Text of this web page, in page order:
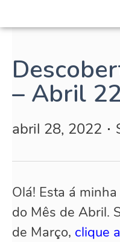
– Abril
abril 28, 2022
Olá! Esta á
do Mês de Abril.
de Março, clique